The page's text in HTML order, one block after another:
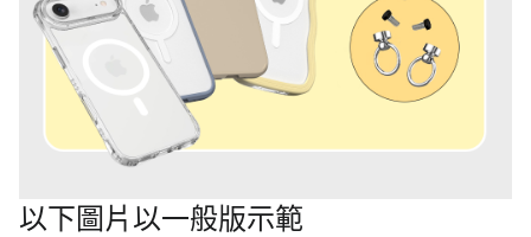
以下圖片以一般版示範